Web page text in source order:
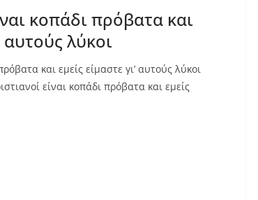
κοπάδι πρόβατα και
αυτούς λύκοι
και εμείς είμαστε γι’ αυτούς λύκοι
είναι κοπάδι πρόβατα και εμείς